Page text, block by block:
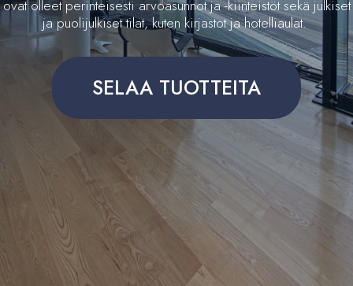
ovat olleet perinteisesti arvoasunnot ja -kiinteistöt sekä julkiset
ja puolijulkiset tilat, kuten kirjastot ja hotelliaulat.
SELAA TUOTTEITA